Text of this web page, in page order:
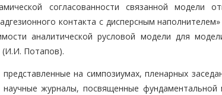
согласованности связанной модели
контакта с дисперсным
аналитической русловой модели для
(И.И. Потапов).
на симпозиумах, пленарных
научные журналы, посвященные фундаментальной